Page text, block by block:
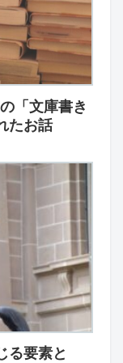
「文庫書き
たお話
る要素と